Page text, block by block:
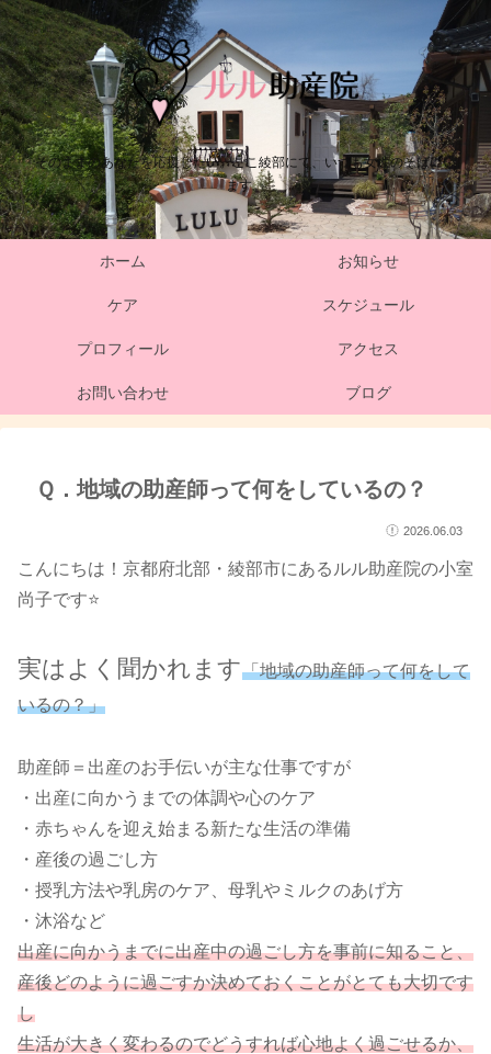
そのままのあなたを応援したい。ここ綾部にて、いつも女性のそばにい
ます。
ホーム お知らせ
ケア スケジュール
プロフィール アクセス
お問い合わせ ブログ
Ｑ．地域の助産師って何をしているの？
2026.06.03
こんにちは！京都府北部・綾部市にあるルル助産院の小室
尚子です⭐
実はよく聞かれます「地域の助産師って何をして
いるの？」
助産師＝出産のお手伝いが主な仕事ですが
・出産に向かうまでの体調や心のケア
・赤ちゃんを迎え始まる新たな生活の準備
・産後の過ごし方
・授乳方法や乳房のケア、母乳やミルクのあげ方
・沐浴など
出産に向かうまでに出産中の過ごし方を事前に知ること、
産後どのように過ごすか決めておくことがとても大切です
し
生活が大きく変わるのでどうすれば心地よく過ごせるか、